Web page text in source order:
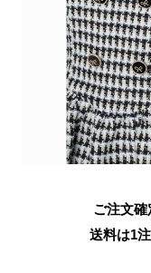
ご注文
送料は1